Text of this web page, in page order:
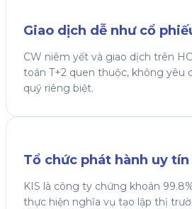
Giao dịch dễ như cổ
CW niêm yết và giao dịch trên
toán T+2 quen thuộc, không yêu
quỹ riêng biệt.
Tổ chức phát hành uy tín
KIS là công ty chứng khoán
thực hiện nghĩa vụ tạo lập thị